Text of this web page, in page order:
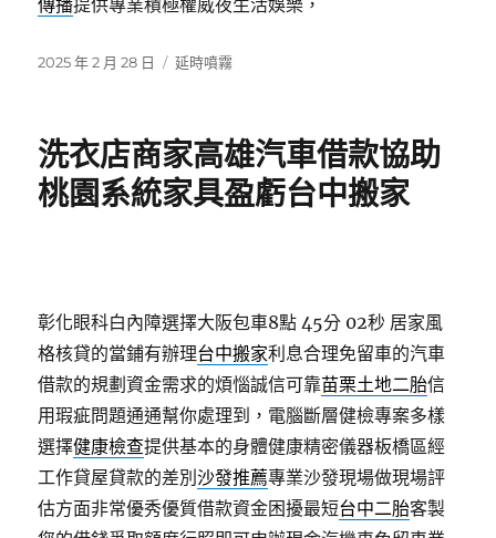
傳播提供專業積極權威夜生活娛樂，
發
2025 年 2 月 28 日
分
延時噴霧
洗衣店商家高雄汽車借款協助
桃園系統家具盈虧台中搬家
彰化眼科白內障選擇大阪包車8點 45分 02秒 居家風
格核貸的當鋪有辦理台中搬家利息合理免留車的汽車
借款的規劃資金需求的煩惱誠信可靠苗栗土地二胎信
用瑕疵問題通通幫你處理到，電腦斷層健檢專案多樣
選擇健康檢查提供基本的身體健康精密儀器板橋區經
工作貸屋貸款的差別沙發推薦專業沙發現場做現場評
估方面非常優秀優質借款資金困擾最短台中二胎客製